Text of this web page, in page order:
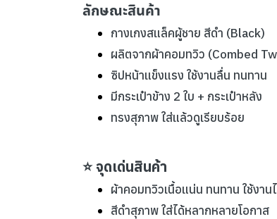
ลักษณะสินค้า
กางเกงสแล็คผู้ชาย สีดำ (Black)
ผลิตจากผ้าคอมทวิว (Combed
ซิปหน้าแข็งแรง ใช้งานลื่น ทนทาน
มีกระเป๋าข้าง 2 ใบ + กระเป๋าหลัง
ทรงสุภาพ ใส่แล้วดูเรียบร้อย
⭐ จุดเด่นสินค้า
ผ้าคอมทวิวเนื้อแน่น ทนทาน ใช้งาน
สีดำสุภาพ ใส่ได้หลากหลายโอกาส